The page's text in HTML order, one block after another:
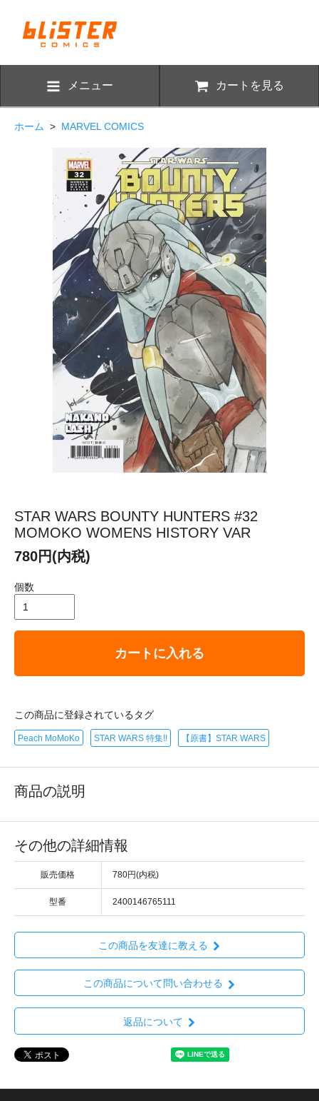
メニュー カートを見る
ホーム > MARVEL COMICS
STAR WARS BOUNTY HUNTERS #32
MOMOKO WOMENS HISTORY VAR
780円(内税)
個数
カートに入れる
この商品に登録されているタグ
Peach MoMoKo STAR WARS 特集!! 【原書】STAR WARS
商品の説明
その他の詳細情報
販売価格 780円(内税)
型番 2400146765111
この商品を友達に教える
この商品について問い合わせる
返品について